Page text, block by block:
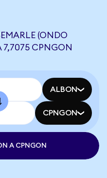
(ONDO
7,7075 CPNGON
ALBON
CPNGON
A CPNGON